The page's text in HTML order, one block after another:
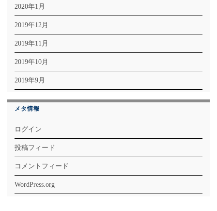
2020年1月
2019年12月
2019年11月
2019年10月
2019年9月
メタ情報
ログイン
投稿フィード
コメントフィード
WordPress.org